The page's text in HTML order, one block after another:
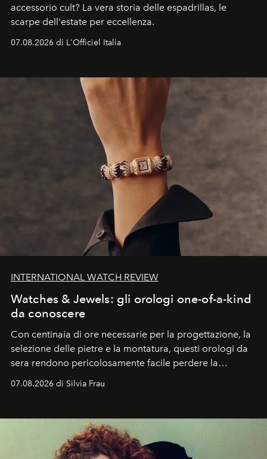
accessorio cult? La vera storia delle espadrillas, le
scarpe dell'estate per eccellenza.
07.08.2026 di L'Officiel Italia
INTERNATIONAL WATCH REVIEW
Watches & Jewels: gli orologi one-of-a-kind
da conoscere
Con centinaia di ore necessarie per la progettazione, la
selezione delle pietre e la montatura, questi orologi da
sera rendono pericolosamente facile perdere la
cognizione del tempo. Ma con quadranti così
07.08.2026 di Silvia Frau